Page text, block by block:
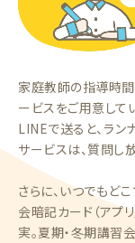
家庭教師の指導時
ービスをご用意して
LINEで送ると、ラン
サービスは、質問し
さらに、いつでもど
会暗記カード（アプ
実。夏期・冬期講習